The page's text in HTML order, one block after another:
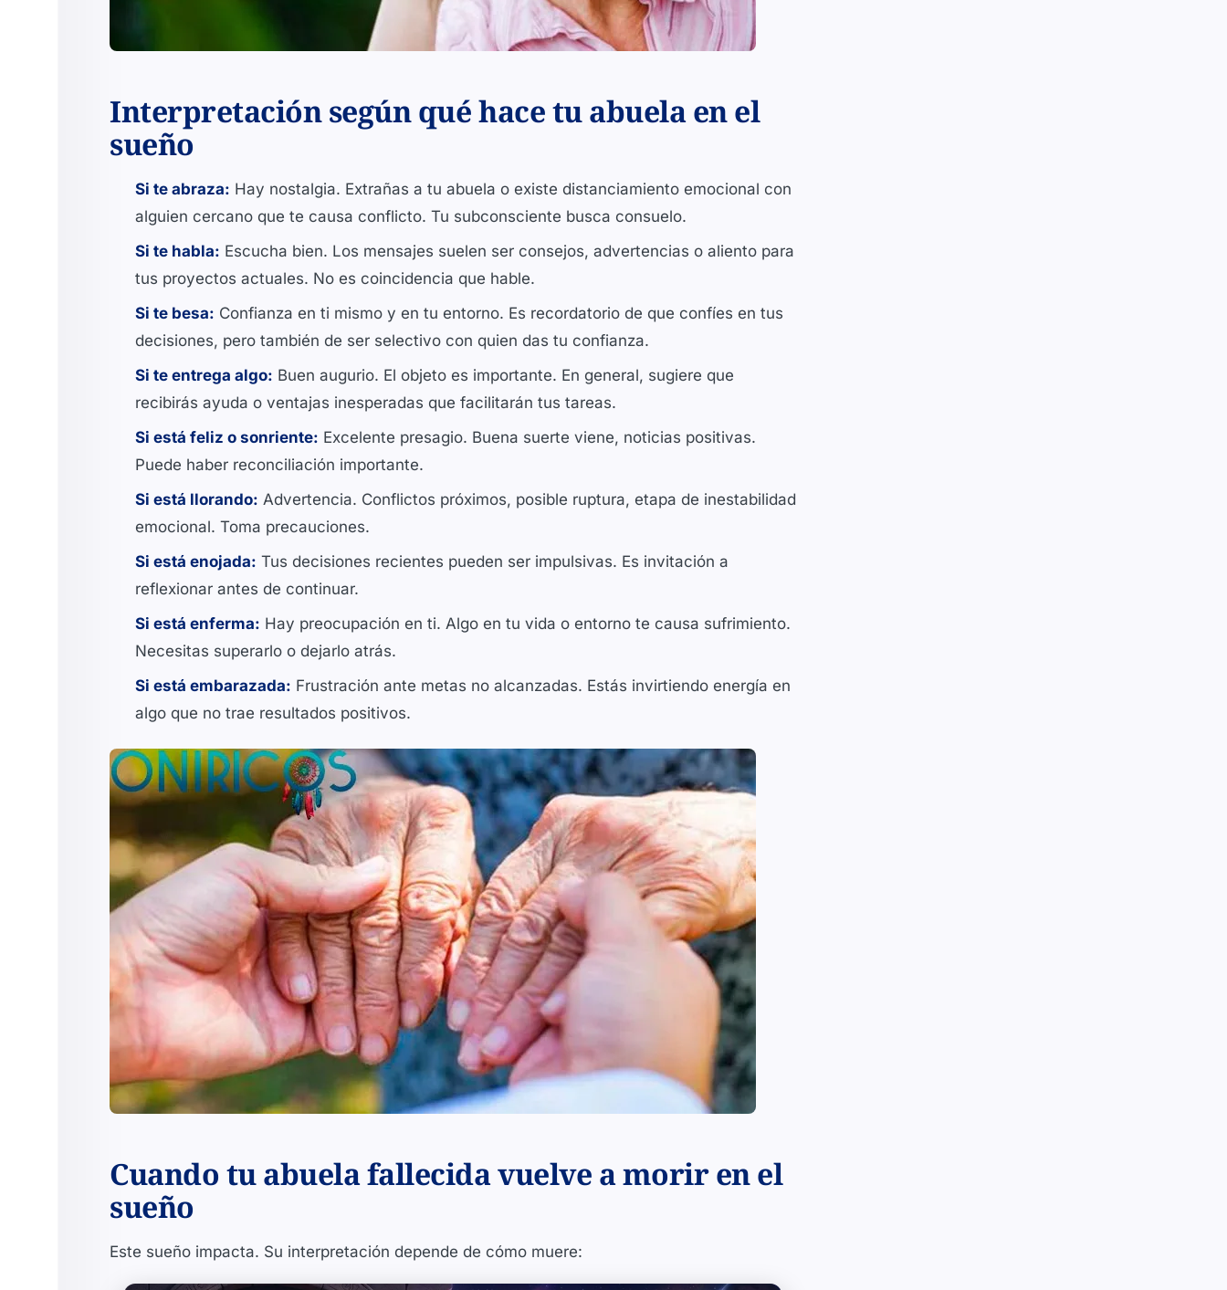
Interpretación según qué hace tu abuela en el
sueño
Si te abraza: Hay nostalgia. Extrañas a tu abuela o existe distanciamiento emocional con
alguien cercano que te causa conflicto. Tu subconsciente busca consuelo.
Si te habla: Escucha bien. Los mensajes suelen ser consejos, advertencias o aliento para
tus proyectos actuales. No es coincidencia que hable.
Si te besa: Confianza en ti mismo y en tu entorno. Es recordatorio de que confíes en tus
decisiones, pero también de ser selectivo con quien das tu confianza.
Si te entrega algo: Buen augurio. El objeto es importante. En general, sugiere que
recibirás ayuda o ventajas inesperadas que facilitarán tus tareas.
Si está feliz o sonriente: Excelente presagio. Buena suerte viene, noticias positivas.
Puede haber reconciliación importante.
Si está llorando: Advertencia. Conflictos próximos, posible ruptura, etapa de inestabilidad
emocional. Toma precauciones.
Si está enojada: Tus decisiones recientes pueden ser impulsivas. Es invitación a
reflexionar antes de continuar.
Si está enferma: Hay preocupación en ti. Algo en tu vida o entorno te causa sufrimiento.
Necesitas superarlo o dejarlo atrás.
Si está embarazada: Frustración ante metas no alcanzadas. Estás invirtiendo energía en
algo que no trae resultados positivos.
Cuando tu abuela fallecida vuelve a morir en el
sueño
Este sueño impacta. Su interpretación depende de cómo muere: